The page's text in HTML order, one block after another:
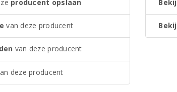
producent opslaan
van deze producent
van deze producent
deze producent